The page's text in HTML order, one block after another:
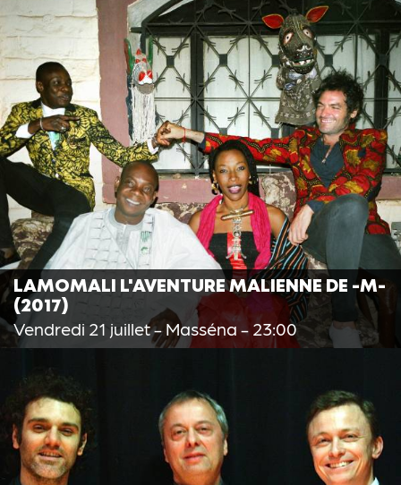
LAMOMALI L'AVENTURE MALIENNE DE -M-
(2017)
Vendredi 21 juillet- Masséna - 23:00